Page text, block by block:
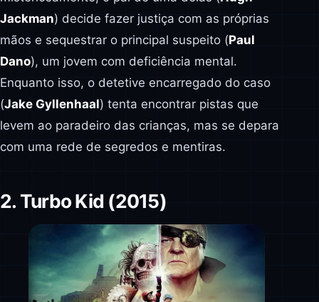
Jackman) decide fazer justiça com as próprias
mãos e sequestrar o principal suspeito (Paul
Dano), um jovem com deficiência mental.
Enquanto isso, o detetive encarregado do caso
(Jake Gyllenhaal) tenta encontrar pistas que
levem ao paradeiro das crianças, mas se depara
com uma rede de segredos e mentiras.
2. Turbo Kid (2015)